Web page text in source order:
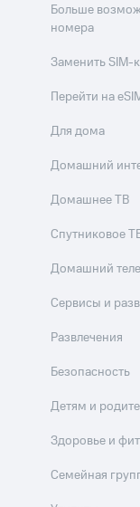
Больше
номера
Заменить SIM-
Перейти на
Для дома
Домашний
Домашнее ТВ
Спутниковое
Домашний
Сервисы и
Развлечения
Безопасность
Детям и
Здоровье и
Семейная